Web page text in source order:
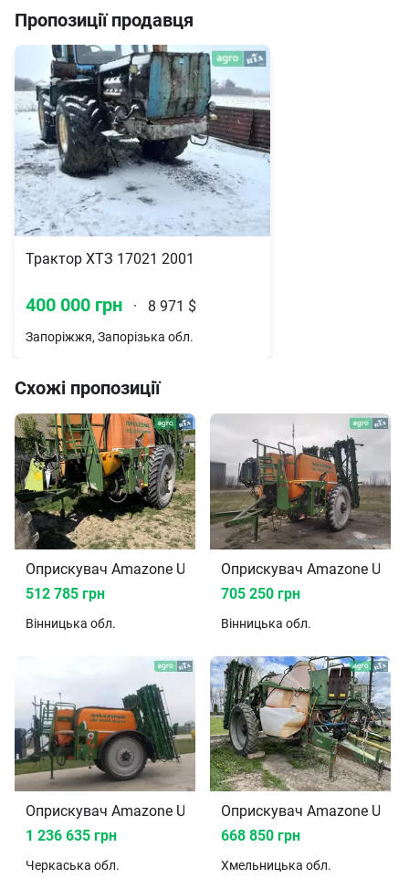
Пропозиції продавця
Трактор ХТЗ 17021 2001
400 000 грн · 8 971 $
Запоріжжя, Запорізька обл.
Схожі пропозиції
Оприскувач Amazone UG 3000
512 785 грн
Вінницька обл.
Оприскувач Amazone UG
705 250 грн
Вінницька обл.
Оприскувач Amazone UG 3000 2013
1 236 635 грн
Черкаська обл.
Оприскувач Amazone UX
668 850 грн
Хмельницька обл.